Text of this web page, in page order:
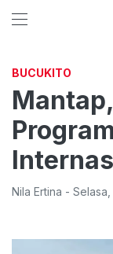
BUCUKITO
Nila Ertina - Selasa